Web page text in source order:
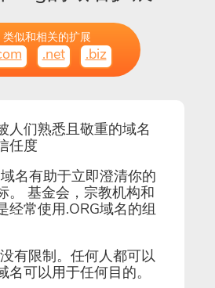
类似和相关的扩展
.net .biz
人们熟悉且敬重的域名
任度
名有助于立即澄清你的
。 基金会，宗教机构和
经常使用.ORG域名的组
有限制。任何人都可以
名可以用于任何目的。